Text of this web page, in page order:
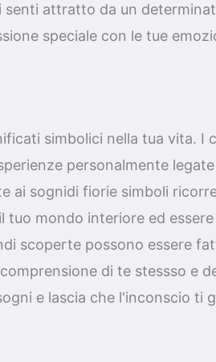
attratto da un
speciale con le tue
simbolici nella tua vita. I
personalmente
ai sognidi fiorie simboli
tuo mondo interiore ed
scoperte possono essere
di te stessso e
e lascia che l'inconscio ti